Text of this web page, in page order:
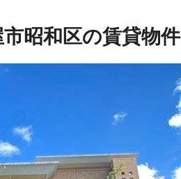
昭和区の賃貸物件